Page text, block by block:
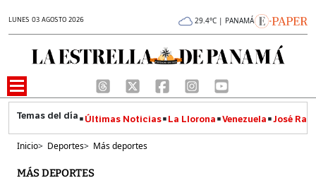
LUNES 03 AGOSTO 2026 29.4°C | PANAMÁ
Últimas Noticias La Llorona Venezuela José
Inicio> Deportes> Más deportes
MÁS DEPORTES